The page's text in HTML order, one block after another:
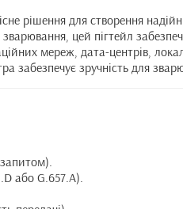
рішення для створення
цей пігтейл
мереж, дата-центрів,
забезпечує зручність для
або G.657.A).